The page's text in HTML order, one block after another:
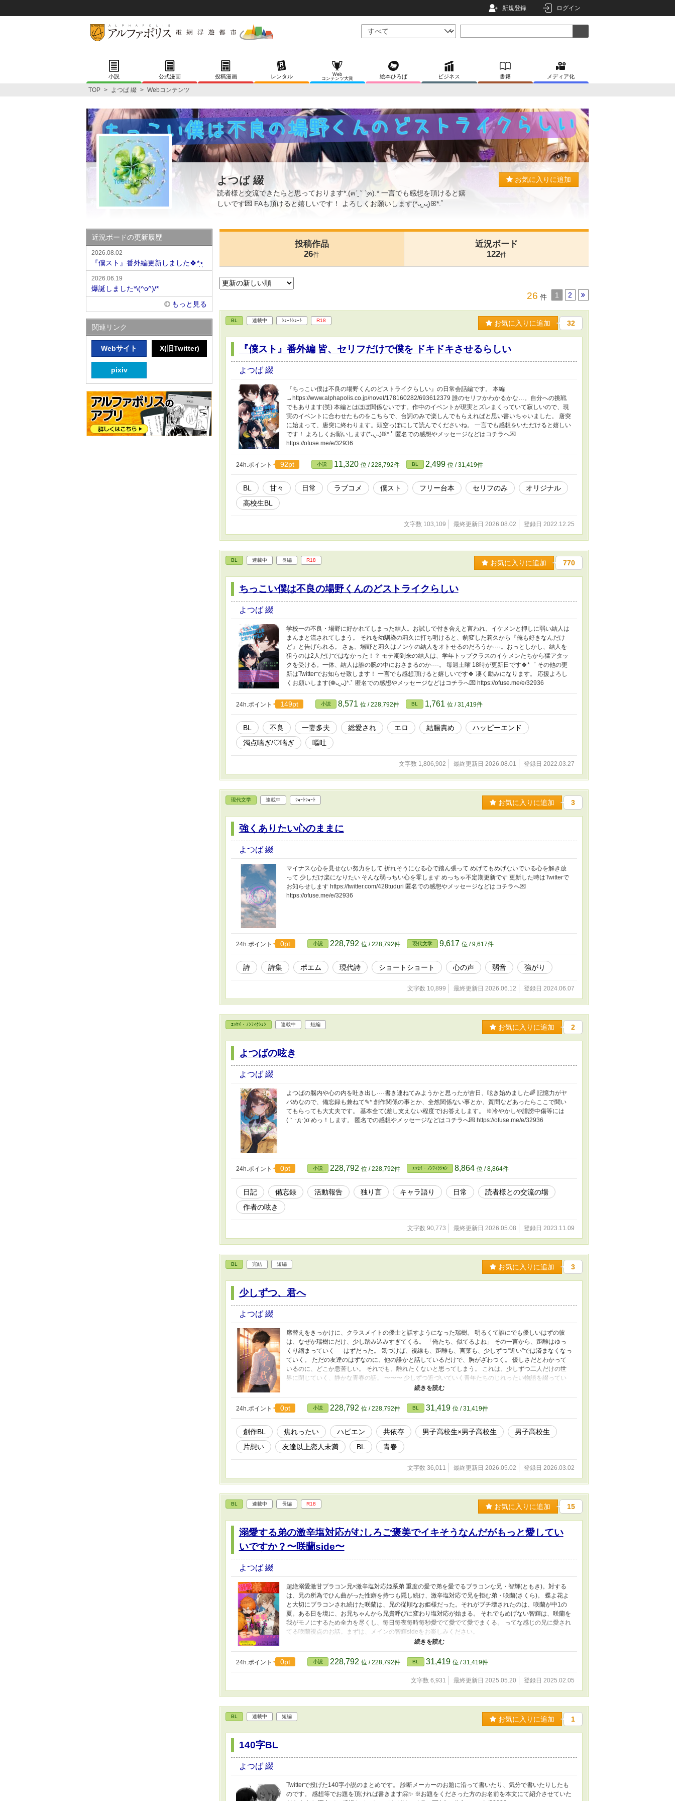
新規登録 ログイン
小説 公式漫画 投稿漫画 レンタル
Web
コンテンツ大賞
絵本ひろば ビジネス 書籍 メディア化
TOP > よつば 綴 > Webコンテンツ
よつば 綴
読者様と交流できたらと思っております*.(๓´͈ ˘ `͈๓).* 一言でも感想を頂けると嬉
しいです💌 FAも頂けると嬉しいです！ よろしくお願いします(*ᴗ͈ˬᴗ͈)ꕤ*.ﾟ
お気に入りに追加
投稿作品
26件
近況ボード
122件
26 件 1 2
BL 連載中 ｼｮｰﾄｼｮｰﾄ R18 お気に入りに追加 32
『僕スト』番外編 皆、セリフだけで僕を ドキドキさせるらしい
よつば 綴
『ちっこい僕は不良の場野くんのどストライクらしい』の日常会話編です。 本編
→https://www.alphapolis.co.jp/novel/178160282/693612379 誰のセリフかわかるかな…。自分への挑戦
でもあります(笑) 本編とはほぼ関係ないです。作中のイベントが現実とズレまくっていて寂しいので、現
実のイベントに合わせたものをこちらで、台詞のみで楽しんでもらえればと思い書いちゃいました。 唐突
に始まって、唐突に終わります。頭空っぽにして読んでくださいね。 一言でも感想をいただけると嬉しい
です！ よろしくお願いします(*ᴗ͈ˬᴗ͈)ꕤ*.ﾟ 匿名での感想やメッセージなどはコチラへ💌
https://ofuse.me/e/32936
24h.ポイント 92pt 小説 11,320 位 / 228,792件 BL 2,499 位 / 31,419件
BL 甘々 日常 ラブコメ 僕スト フリー台本 セリフのみ
オリジナル
高校生BL
文字数 103,109 最終更新日 2026.08.02 登録日 2022.12.25
BL 連載中 長編 R18 お気に入りに追加 770
ちっこい僕は不良の場野くんのどストライクらしい
よつば 綴
学校一の不良・場野に好かれてしまった結人。お試しで付き合えと言われ、イケメンと押しに弱い結人は
まんまと流されてしまう。 それを幼馴染の莉久に打ち明けると、豹変した莉久から『俺も好きなんだけ
ど』と告げられる。 さぁ、場野と莉久はノンケの結人をオトせるのだろうか····。おっとしかし、結人を
狙うのは2人だけではなかった！？ モテ期到来の結人は、学年トップクラスのイケメンたちから猛アタッ
クを受ける。一体、結人は誰の腕の中におさまるのか····。 毎週土曜 18時が更新日です🍀*゜ その他の更
新はTwitterでお知らせ致します！ 一言でも感想頂けると嬉しいです🍀 凄く励みになります。 応援よろし
くお願いします(❁ᴗ͈ˬᴗ͈)*.ﾟ 匿名での感想やメッセージなどはコチラへ💌 https://ofuse.me/e/32936
24h.ポイント 149pt 小説 8,571 位 / 228,792件 BL 1,761 位 / 31,419件
BL 不良 一妻多夫 総愛され エロ 結腸責め
ハッピーエンド
濁点喘ぎ/♡喘ぎ
嘔吐
文字数 1,806,902 最終更新日 2026.08.01 登録日 2022.03.27
現代文学 連載中 ｼｮｰﾄｼｮｰﾄ お気に入りに追加 3
強くありたい心のままに
よつば 綴
マイナスな心を見せない努力をして 折れそうになる心で踏ん張って めげてもめげないでいる心を解き放
って 少しだけ楽になりたい そんな弱っちい心を零します めっちゃ不定期更新です 更新した時はTwitterで
お知らせします https://twitter.com/428tuduri 匿名での感想やメッセージなどはコチラへ💌
https://ofuse.me/e/32936
24h.ポイント 0pt 小説 228,792 位 / 228,792件 現代文学 9,617 位 / 9,617件
詩 詩集 ポエム 現代詩 ショートショート 心の声 弱音 強がり
文字数 10,899 最終更新日 2026.06.12 登録日 2024.06.07
ｴｯｾｲ・ﾉﾝﾌｨｸｼｮﾝ 連載中 短編 お気に入りに追加 2
よつばの呟き
よつば 綴
よつばの脳内や心の内を吐き出し····書き連ねてみようかと思ったが吉日、呟き始めました🌈 記憶力がヤ
バめなので、備忘録も兼ねて✎* 創作関係の事とか、全然関係ない事とか、質問などあったらここで聞い
てもらっても大丈夫です。 基本全て(差し支えない程度で)お答えします。 ※冷やかしや誹謗中傷等には
(｀･д･)σ めっ！します。 匿名での感想やメッセージなどはコチラへ💌 https://ofuse.me/e/32936
24h.ポイント 0pt 小説 228,792 位 / 228,792件 ｴｯｾｲ・ﾉﾝﾌｨｸｼｮﾝ 8,864 位 / 8,864件
日記 備忘録 活動報告 独り言 キャラ語り 日常
読者様との交流の場
作者の呟き
文字数 90,773 最終更新日 2026.05.08 登録日 2023.11.09
BL 完結 短編 お気に入りに追加 3
少しずつ、君へ
よつば 綴
席替えをきっかけに、クラスメイトの優士と話すようになった瑞樹。 明るくて誰にでも優しいはずの彼
は、なぜか瑞樹にだけ、少し踏み込みすぎてくる。 「俺たち、似てるよね」 その一言から、距離はゆっ
くり縮まっていく──はずだった。 気づけば、視線も、距離も、言葉も、少しずつ“近い”では済まなくなっ
ていく。 ただの友達のはずなのに、他の誰かと話しているだけで、胸がざわつく。 優しさだとわかって
いるのに、どこか息苦しい。 それでも、離れたくないと思ってしまう。 これは、少しずつ二人だけの世
界に閉じていく、静かな青春の話。 〜〜〜 少しずつ近づいていく青年たちのじれったい物語を綴ってい
きます。目標は、毎日少しずつでも書いて更新すること。 ▫1日1話投稿 ▫1話1000字以内 ▫毎日更新(土日祝
いただけると嬉しいです！よろしくお願いします(*ᴗ͈ˬᴗ͈)ꕤ*.ﾟ
24h.ポイント 0pt 小説 228,792 位 / 228,792件 BL 31,419 位 / 31,419件
創作BL 焦れったい ハピエン 共依存 男子高校生×男子高校生
男子高校生
片想い
友達以上恋人未満 BL 青春
文字数 36,011 最終更新日 2026.05.02 登録日 2026.03.02
BL 連載中 長編 R18 お気に入りに追加 15
溺愛する弟の激辛塩対応がむしろご褒美でイキそうなんだがもっと愛してい
いですか？〜咲蘭side〜
よつば 綴
超絶溺愛激甘ブラコン兄×激辛塩対応姫系弟 重度の愛で弟を愛でるブラコンな兄・智輝(ともき)。対する
は、兄の所為でひん曲がった性癖を持つも隠し続け、激辛塩対応で兄を拒む弟・咲蘭(さくら)。 蝶よ花よ
と大切にブラコンされ続けた咲蘭は、兄の従順なお姫様だった。それがブチ壊されたのは、咲蘭が中1の
夏。ある日を境に、お兄ちゃんから兄貴呼びに変わり塩対応が始まる。 それでもめげない智輝は、咲蘭を
我がモノにするため全力を尽くし、毎日毎夜毎時毎秒愛でて愛でて愛でまくる。 ってな感じの兄に愛され
てる咲蘭視点のお話。まずは、メインの智輝sideをお楽しみください。
https://www.alphapolis.co.jp/novel/178160282/412928038 智輝(兄)sideと咲蘭(弟)sideを交互に更新する
ね🙊💕︎ ※息抜きや気分転換、連載を執筆する合間に書いていくので、更新はものすごく不定期かつ亀更新
になります。 更新の際は、Xとブルスカでお知らせ致します。 匿名での感想やメッセージなどはコチラへ
24h.ポイント 0pt 小説 228,792 位 / 228,792件 BL 31,419 位 / 31,419件
文字数 6,931 最終更新日 2025.05.20 登録日 2025.02.05
BL 連載中 短編 お気に入りに追加 1
140字BL
よつば 綴
Twitterで投げた140字小説のまとめです。 診断メーカーのお題に沿って書いたり、気分で書いたりしたも
のです。 感想等でお題を頂ければ書きます🤗✨ ※お題をくださった方のお名前を本文にて紹介させていた
近況ボードの更新履歴
2026.08.02
『僕スト』番外編更新しました🍀*̣̩⋆̩
2026.06.19
爆誕しました*\(^o^)/*
もっと見る
関連リンク
Webサイト X(旧Twitter)
pixiv